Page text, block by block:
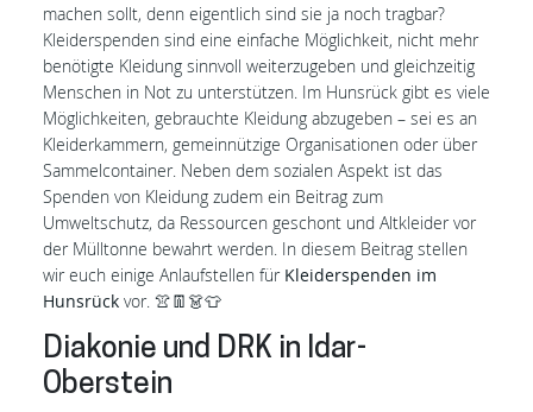
machen sollt, denn eigentlich sind sie ja noch tragbar?
Kleiderspenden sind eine einfache Möglichkeit, nicht mehr
benötigte Kleidung sinnvoll weiterzugeben und gleichzeitig
Menschen in Not zu unterstützen. Im Hunsrück gibt es viele
Möglichkeiten, gebrauchte Kleidung abzugeben – sei es an
Kleiderkammern, gemeinnützige Organisationen oder über
Sammelcontainer. Neben dem sozialen Aspekt ist das
Spenden von Kleidung zudem ein Beitrag zum
Umweltschutz, da Ressourcen geschont und Altkleider vor
der Mülltonne bewahrt werden. In diesem Beitrag stellen
wir euch einige Anlaufstellen für Kleiderspenden im
Hunsrück vor. 👚👖👗👕
Diakonie und DRK in Idar-
Oberstein